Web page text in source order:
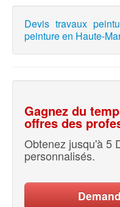
Devis travaux
peinture en Haute-
Gagnez du
offres des
Obtenez jusqu'à 5
personnalisés.